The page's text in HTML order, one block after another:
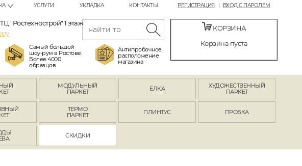
РЕГИСТРАЦИЯ ВХОД С ПАРОЛЕМ
УСЛУГИ УКЛАДКА КОНТАКТЫ
"Ростехнострой" 1 этаж
Самый большой
шоу-рум в Ростове.
Более 4000
образцов
Антипробочное
расположение
магазина
КОРЗИНА
Корзина пуста
МОДУЛЬНЫЙ
ПАРКЕТ
ЁЛКА
ХУДОЖЕСТВЕННЫЙ
ПАРКЕТ
ТЕРМО
ПАРКЕТ
ПЛИНТУС ПРОБКА
СКИДКИ